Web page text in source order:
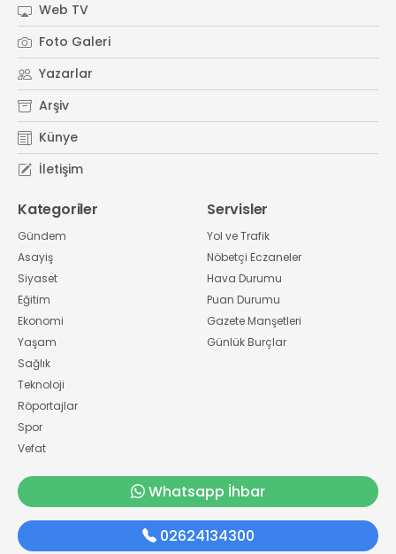
Web TV
Foto Galeri
Yazarlar
Arşiv
Künye
İletişim
Kategoriler
Gündem
Asayiş
Siyaset
Eğitim
Ekonomi
Yaşam
Sağlık
Teknoloji
Röportajlar
Spor
Vefat
Servisler
Yol ve Trafik
Nöbetçi Eczaneler
Hava Durumu
Puan Durumu
Gazete Manşetleri
Günlük Burçlar
Whatsapp İhbar
02624134300